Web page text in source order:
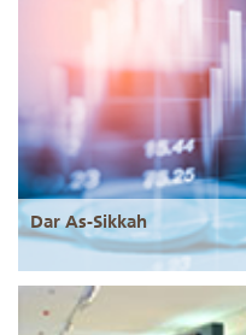
Dar As-Sikkah